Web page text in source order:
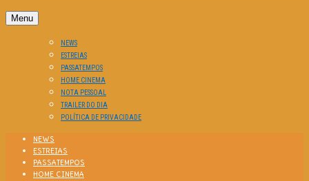
Menu
NEWS
ESTREIAS
PASSATEMPOS
HOME CINEMA
NOTA PESSOAL
TRAILER DO DIA
POLÍTICA DE PRIVACIDADE
NEWS
ESTREIAS
PASSATEMPOS
HOME CINEMA